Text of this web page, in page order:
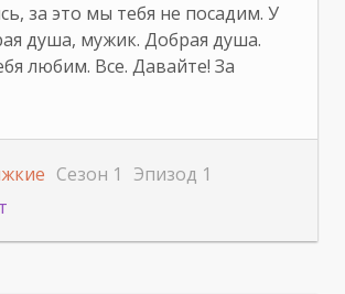
за это мы тебя не посадим. У
душа, мужик. Добрая душа.
любим. Все. Давайте! За
Сезон 1
Эпизод 1